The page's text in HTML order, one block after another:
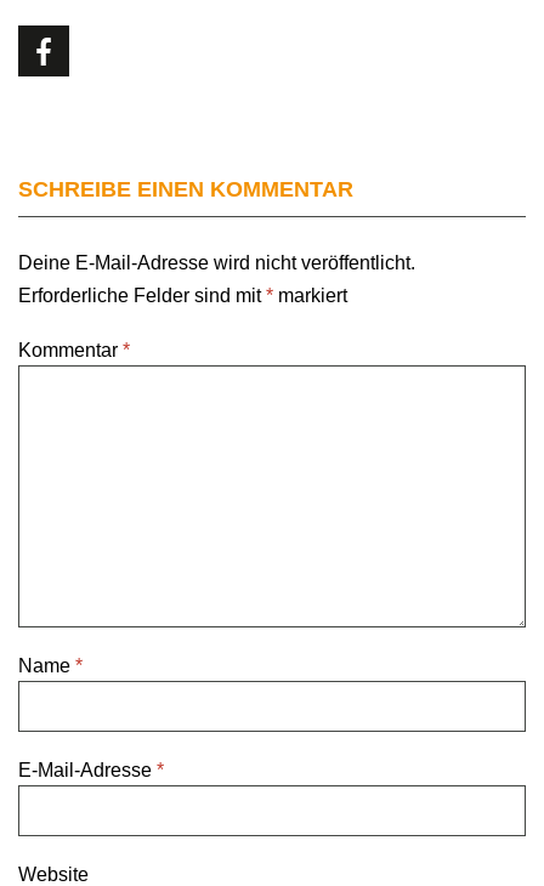
SCHREIBE EINEN KOMMENTAR
Deine E-Mail-Adresse wird nicht veröffentlicht.
Erforderliche Felder sind mit* markiert
Kommentar *
Name *
E-Mail-Adresse *
Website